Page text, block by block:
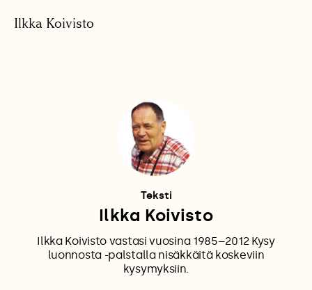
Ilkka Koivisto
Teksti
Ilkka Koivisto
Ilkka Koivisto vastasi vuosina 1985–2012 Kysy
luonnosta -palstalla nisäkkäitä koskeviin
kysymyksiin.